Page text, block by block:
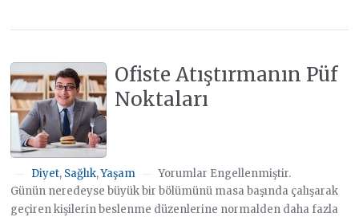
Ofiste Atıştırmanın Püf
Noktaları
Diyet, Sağlık,Yaşam
Yorumlar Engellenmiştir.
Günün neredeyse büyük bir bölümünü masa başında çalışarak
geçiren kişilerin beslenme düzenlerine normalden daha fazla